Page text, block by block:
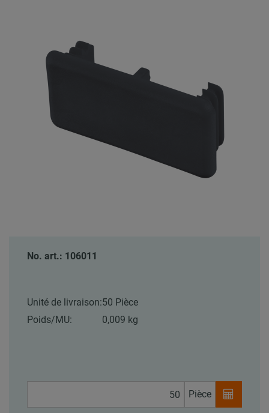
No. art.: 106011
Unité de livraison:50 Pièce
Poids/MU:
0,009 kg
Pièce